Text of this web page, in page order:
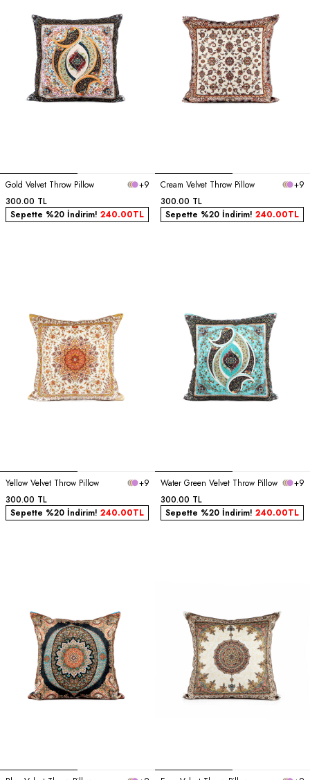
Gold Velvet Throw Pillow
+9
300.00 TL
Sepette %20 İndirim! 240.00TL
Cream Velvet Throw Pillow
+9
300.00 TL
Sepette %20 İndirim! 240.00TL
Yellow Velvet Throw Pillow
+9
300.00 TL
Sepette %20 İndirim! 240.00TL
Water Green Velvet Throw Pillow
+9
300.00 TL
Sepette %20 İndirim! 240.00TL